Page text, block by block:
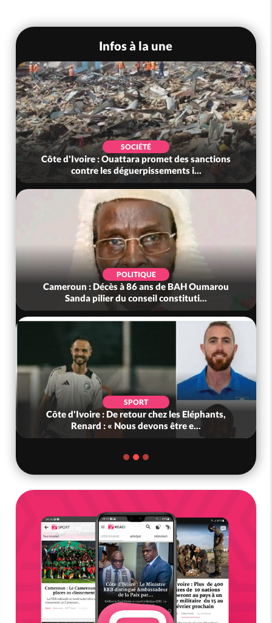
Infos à la une
SOCIÉTÉ
Côte d'Ivoire : Ouattara promet des sanctions
contre les déguerpissements i...
POLITIQUE
Cameroun : Décès à 86 ans de BAH Oumarou
Sanda pilier du conseil constituti...
SPORT
Côte d'Ivoire : De retour chez les Eléphants,
Renard : « Nous devons être e...